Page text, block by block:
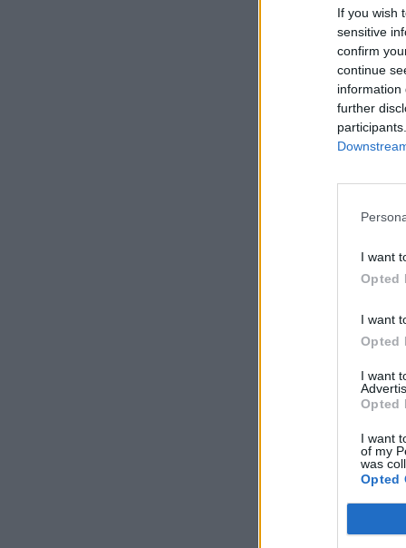
If you wish
sensitive
confirm
continue
information
further
I want
Opted
I want
Opted
I want
Opted
I want
of my
was
Opted